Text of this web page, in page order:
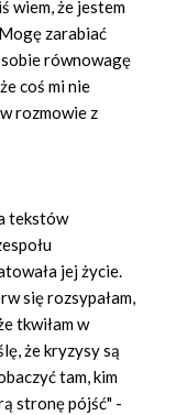
wiem, że jestem
zarabiać
równowagę
e coś mi nie
rozmowie z
tekstów
u
jej życie.
się rozsypałam,
tkwiłam w
że kryzysy są
tam, kim
stronę pójść" -